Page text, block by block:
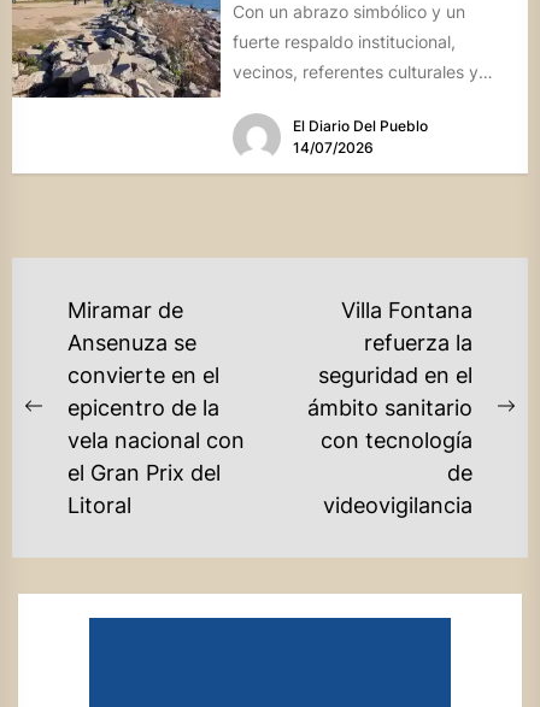
Con un abrazo simbólico y un
fuerte respaldo institucional,
vecinos, referentes culturales y
Ansenuza visibilizaron la...
El Diario Del Pueblo
14/07/2026
NAVEGACIÓN
ENTRADAS
Previous
post:
Miramar de
Ansenuza se
convierte en el
epicentro de la
vela nacional con
el Gran Prix del
Litoral
Villa Fontana
refuerza la
seguridad en el
ámbito sanitario
con tecnología
de
videovigilancia